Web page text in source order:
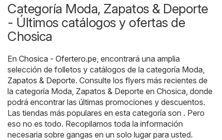
Categoría Moda, Zapatos & Deporte
- Últimos catálogos y ofertas de
Chosica
En Chosica - Ofertero.pe , encontrará una amplia
selección de folletos y catálogos de la categoría Moda,
Zapatos & Deporte. Consulte los flyers más recientes de
la categoría Moda, Zapatos & Deporte en Chosica, donde
podrá encontrar las últimas promociones y descuentos.
Las tiendas más populares en esta categoría son . Pero
eso no es todo. Recopilamos toda la información
necesaria sobre gangas en un solo lugar para usted.